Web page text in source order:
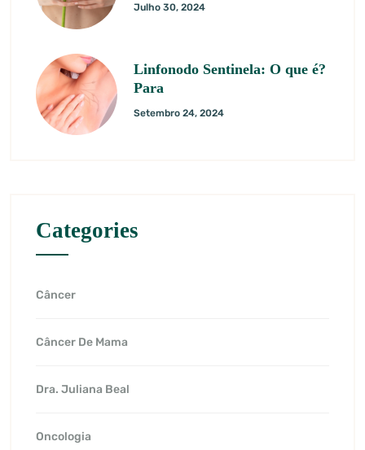
Julho 30, 2024
Linfonodo Sentinela: O que é?
Para
Setembro 24, 2024
Categories
Câncer
Câncer De Mama
Dra. Juliana Beal
Oncologia